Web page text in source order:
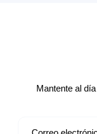
Mantente al